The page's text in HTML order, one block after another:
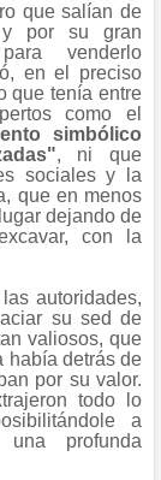
que salían de
y por su gran
venderlo
en el preciso
que tenía entre
como el
simbólico
,
ni que
sociales y la
que en menos
dejando de
con la
autoridades,
su sed de
valiosos, que
había detrás de
por su valor.
todo lo
a
una profunda